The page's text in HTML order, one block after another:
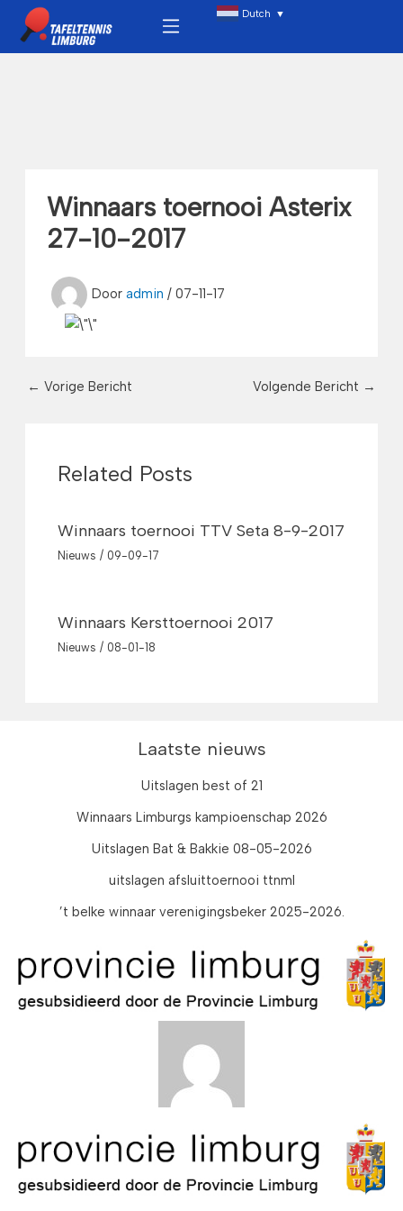
naar
de
Menu Dutch ▼
Winnaars toernooi Asterix
27-10-2017
Door admin / 07-11-17
← Vorige Bericht Volgende Bericht →
Related Posts
Winnaars toernooi TTV Seta 8-9-2017
Nieuws / 09-09-17
Winnaars Kersttoernooi 2017
Nieuws / 08-01-18
Laatste nieuws
Uitslagen best of 21
Winnaars Limburgs kampioenschap 2026
Uitslagen Bat & Bakkie 08-05-2026
uitslagen afsluittoernooi ttnml
’t belke winnaar verenigingsbeker 2025-2026.